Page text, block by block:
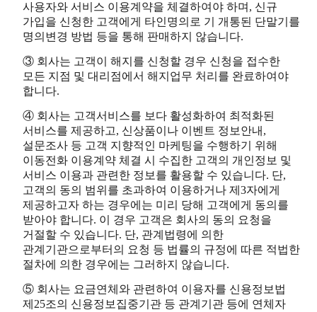
사용자와 서비스 이용계약을 체결하여야 하며, 신규
가입을 신청한 고객에게 타인명의로 기 개통된 단말기를
명의변경 방법 등을 통해 판매하지 않습니다.
③ 회사는 고객이 해지를 신청할 경우 신청을 접수한
모든 지점 및 대리점에서 해지업무 처리를 완료하여야
합니다.
④ 회사는 고객서비스를 보다 활성화하여 최적화된
서비스를 제공하고, 신상품이나 이벤트 정보안내,
설문조사 등 고객 지향적인 마케팅을 수행하기 위해
이동전화 이용계약 체결 시 수집한 고객의 개인정보 및
서비스 이용과 관련한 정보를 활용할 수 있습니다. 단,
고객의 동의 범위를 초과하여 이용하거나 제3자에게
제공하고자 하는 경우에는 미리 당해 고객에게 동의를
받아야 합니다. 이 경우 고객은 회사의 동의 요청을
거절할 수 있습니다. 단, 관계법령에 의한
관계기관으로부터의 요청 등 법률의 규정에 따른 적법한
절차에 의한 경우에는 그러하지 않습니다.
⑤ 회사는 요금연체와 관련하여 이용자를 신용정보법
제25조의 신용정보집중기관 등 관계기관 등에 연체자